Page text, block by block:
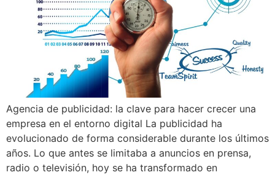
Agencia de publicidad: la clave para hacer crecer una
empresa en el entorno digital La publicidad ha
evolucionado de forma considerable durante los últimos
años. Lo que antes se limitaba a anuncios en prensa,
radio o televisión, hoy se ha transformado en